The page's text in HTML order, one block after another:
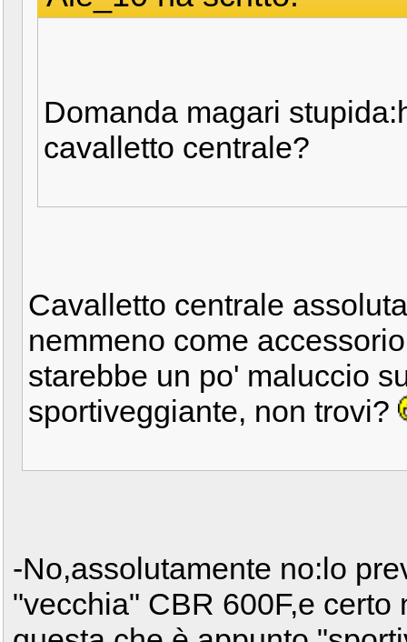
Domanda magari
cavalletto centrale?
Cavalletto centrale
nemmeno come
starebbe un po' maluccio
sportiveggiante, non trovi?
-No,assolutamente no:lo
"vecchia" CBR 600F,e